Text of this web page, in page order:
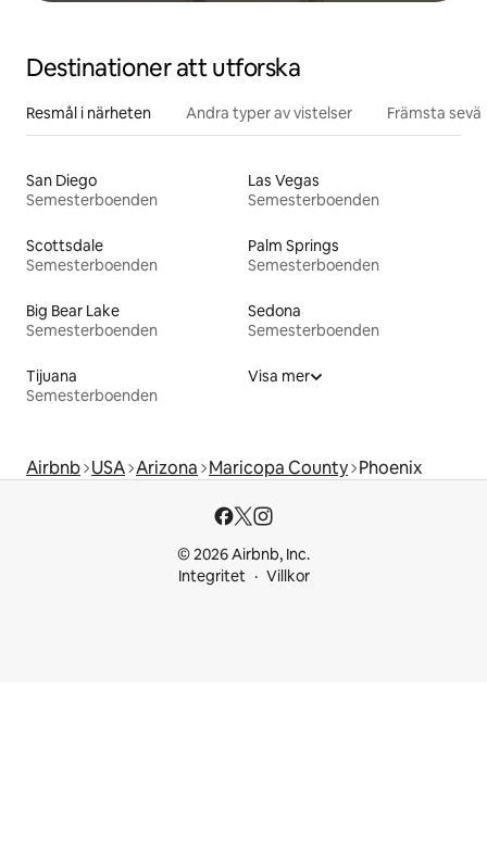
Destinationer att utforska
Resmål i närheten Andra typer av vistelser Främsta
San Diego
Semesterboenden
Las Vegas
Semesterboenden
Scottsdale
Semesterboenden
Palm Springs
Semesterboenden
Big Bear Lake
Semesterboenden
Sedona
Semesterboenden
Tijuana
Semesterboenden
Visa mer
Airbnb USA Arizona Maricopa County Phoenix
© 2026 Airbnb, Inc.
Integritet
Villkor